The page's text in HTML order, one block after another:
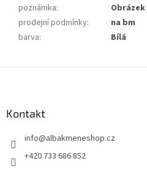
poznámka:
prodejní podmínky:
na bm
barva: Bílá
Kontakt
info@albakmeneshop.cz
+420 733 686 852